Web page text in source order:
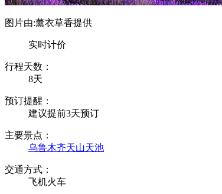
图片由:薰衣草香提供
实时计价
行程天数：
8天
预订提醒：
建议提前3天预订
主要景点：
乌鲁木齐天山天池
交通方式：
飞机火车